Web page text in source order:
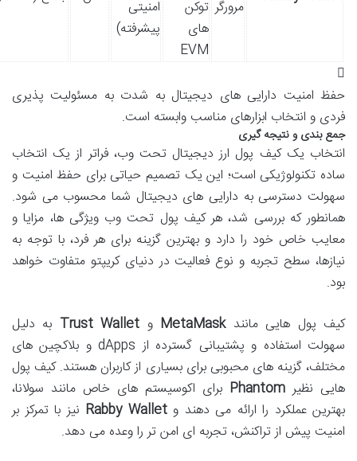
مرورگر توکن
های
EVM
امنیتی
پیشرفته)
حفظ امنیت دارایی های دیجیتال به شدت به مسئولیت پذیری
فردی و انتخاب ابزارهای مناسب وابسته است.
جمع بندی و نتیجه گیری
انتخاب یک کیف پول ارز دیجیتال تحت وب، فراتر از یک انتخاب
ساده تکنولوژیکی است؛ این یک تصمیم حیاتی برای حفظ امنیت و
سهولت دسترسی به دارایی های دیجیتال شما محسوب می شود.
همانطور که بررسی شد، هر کیف پول تحت وب ویژگی ها، مزایا و
معایب خاص خود را دارد و بهترین گزینه برای هر فرد، با توجه به
نیازها، سطح تجربه و نوع فعالیت در دنیای کریپتو متفاوت خواهد
بود.
کیف پول هایی مانندMetaMask و Trust Wallet به دلیل
سهولت استفاده و پشتیبانی گسترده از dApps و بلاکچین های
مختلف، گزینه های محبوبی برای بسیاری از کاربران هستند. کیف پول
هایی نظیر Phantom برای اکوسیستم های خاص مانند سولانا،
بهترین عملکرد را ارائه می دهند وRabby Wallet نیز با تمرکز بر
امنیت پیش از تراکنش، تجربه ای امن تر را وعده می دهد.